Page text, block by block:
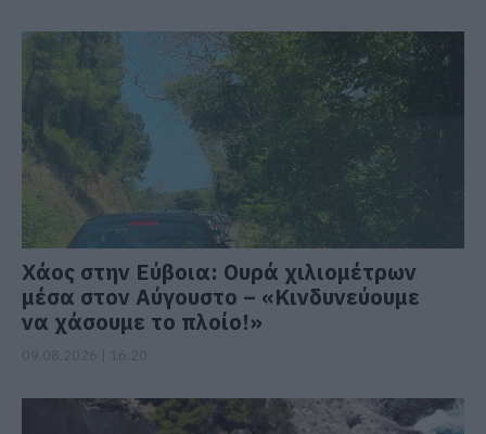
Χάος στην Εύβοια: Ουρά χιλιομέτρων
μέσα στον Αύγουστο – «Κινδυνεύουμε
να χάσουμε το πλοίο!»